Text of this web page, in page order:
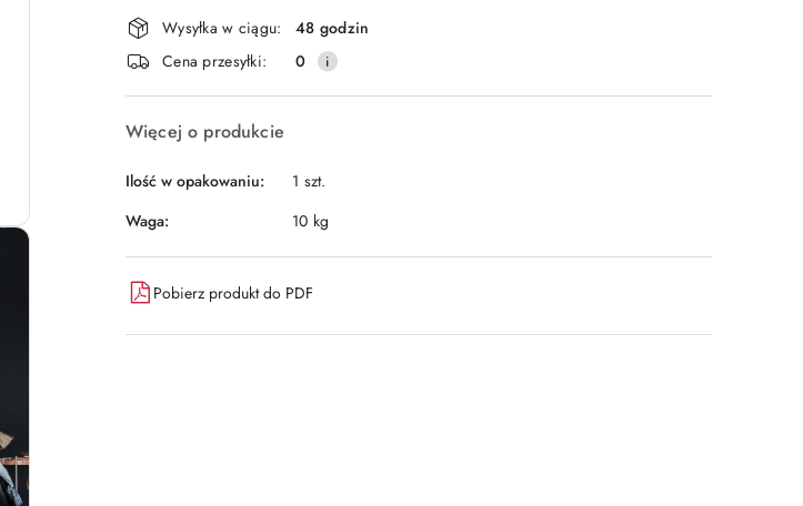
Dostępność
i
dostawa
Wysyłka w ciągu:
48 godzin
Cena przesyłki:
0
Więcej o produkcie
Ilość w opakowaniu:
1 szt.
Waga:
10 kg
Pobierz produkt do PDF